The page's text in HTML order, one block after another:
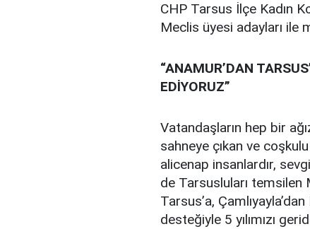
CHP Tarsus İlçe Kadın
Meclis üyesi adayları ile
“ANAMUR’DAN
EDİYORUZ”
Vatandaşların hep bir
sahneye çıkan ve
alicenap insanlardır,
de Tarsusluları temsilen
Tarsus’a,
desteğiyle 5 yılımızı